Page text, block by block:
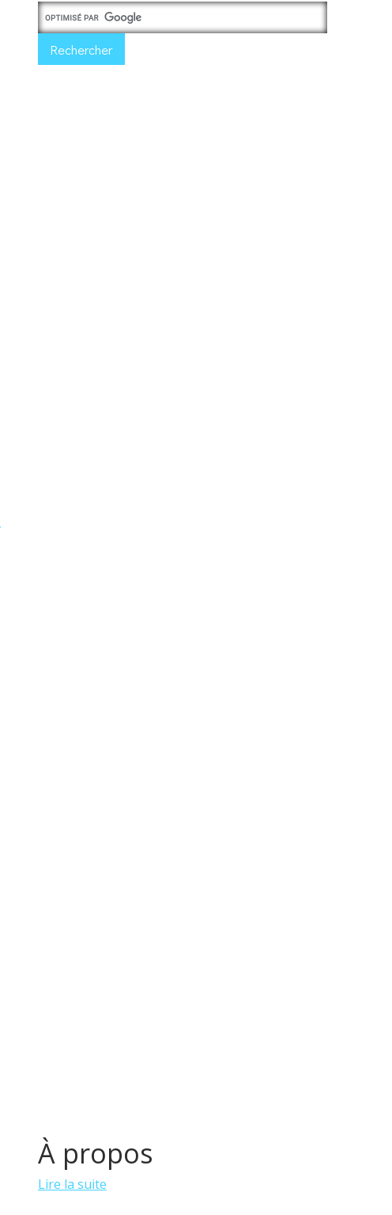
À propos
Lire la suite